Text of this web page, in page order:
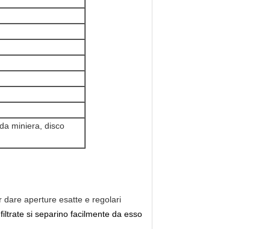
miniera, disco
dare aperture esatte e regolari
si separino facilmente da esso